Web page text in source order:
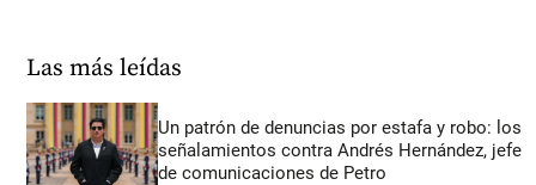
Las más leídas
Un patrón de denuncias por estafa y robo: los
señalamientos contra Andrés Hernández, jefe
de comunicaciones de Petro